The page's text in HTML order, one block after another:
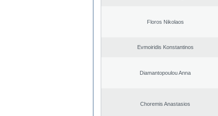
Floros Nikolaos
Evmoiridis Konstantinos
Diamantopoulou Anna
Choremis Anastasios